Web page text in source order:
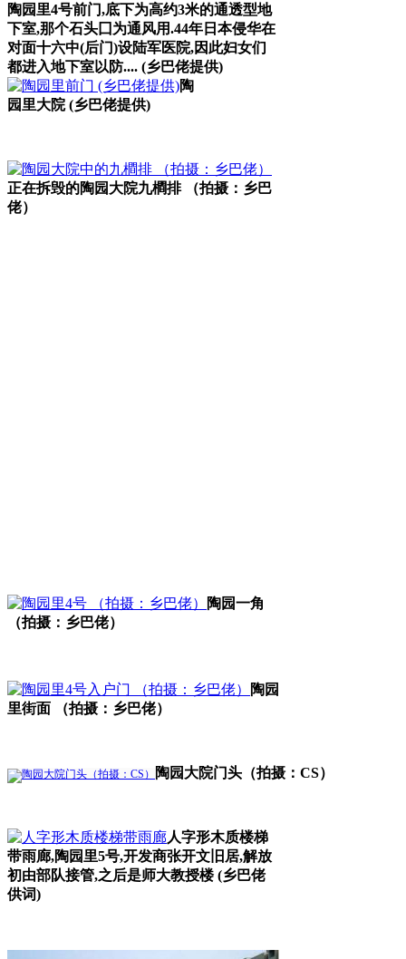
陶园里4号前门,底下为高约3米的通透型地
下室,那个石头囗为通风用.44年日本侵华在
对面十六中(后门)设陆军医院,因此妇女们
都进入地下室以防.... (乡巴佬提供)
陶
园里大院 (乡巴佬提供)
正在拆毁的陶园大院九橺排 （拍摄：乡巴
佬）
陶园一角
（拍摄：乡巴佬）
陶园
里街面 （拍摄：乡巴佬）
陶园大院门头（拍摄：CS）
人字形木质楼梯
带雨廊,陶园里5号,开发商张开文旧居,解放
初由部队接管,之后是师大教授楼 (乡巴佬
供词)